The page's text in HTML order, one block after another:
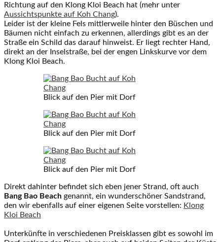
Richtung auf den Klong Kloi Beach hat (mehr unter
Aussichtspunkte auf Koh Chang).
Leider ist der kleine Fels mittlerweile hinter den Büschen und
Bäumen nicht einfach zu erkennen, allerdings gibt es an der
Straße ein Schild das darauf hinweist. Er liegt rechter Hand,
direkt an der Inselstraße, bei der engen Linkskurve vor dem
Klong Kloi Beach.
Blick auf den Pier mit Dorf
Blick auf den Pier mit Dorf
Blick auf den Pier mit Dorf
Direkt dahinter befindet sich eben jener Strand, oft auch
Bang Bao Beach genannt, ein wunderschöner Sandstrand,
den wir ebenfalls auf einer eigenen Seite vorstellen: Klong
Kloi Beach
Unterkünfte in verschiedenen Preisklassen gibt es sowohl im